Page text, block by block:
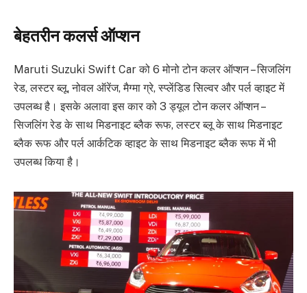
बेहतरीन कलर्स ऑप्शन
Maruti Suzuki Swift Car को 6 मोनो टोन कलर ऑप्शन – सिजलिंग
रेड, लस्टर ब्लू, नोवल ऑरेंज, मैग्मा ग्रे, स्प्लेंडिड सिल्वर और पर्ल व्हाइट में
उपलब्ध है। इसके अलावा इस कार को 3 ड्यूल टोन कलर ऑप्शन –
सिजलिंग रेड के साथ मिडनाइट ब्लैक रूफ, लस्टर ब्लू के साथ मिडनाइट
ब्लैक रूफ और पर्ल आर्कटिक व्हाइट के साथ मिडनाइट ब्लैक रूफ में भी
उपलब्ध किया है।